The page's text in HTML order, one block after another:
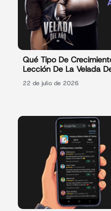
Qué Tipo De
Lección De La Velada
22 de julio de 2026